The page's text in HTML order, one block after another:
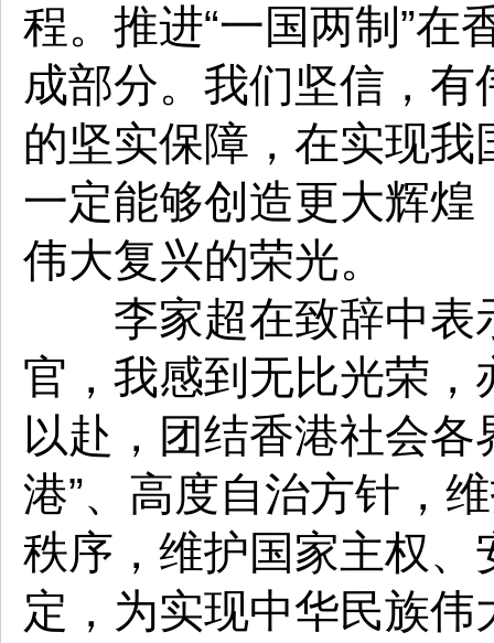
程。推进“一国两制”在
成部分。我们坚信，有
的坚实保障，在实现
一定能够创造更大辉
伟大复兴的荣光。
李家超在致辞中表
官，我感到无比光荣
以赴，团结香港社会各
港”、高度自治方针，
秩序，维护国家主权
定，为实现中华民族